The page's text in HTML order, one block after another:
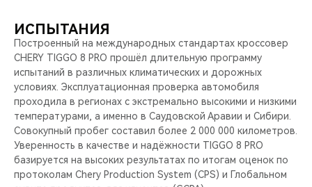
ИСПЫТАНИЯ
Построенный на международных стандартах кроссовер
CHERY TIGGO 8 PRO прошёл длительную программу
испытаний в различных климатических и дорожных
условиях. Эксплуатационная проверка автомобиля
проходила в регионах с экстремально высокими и низкими
температурами, а именно в Саудовской Аравии и Сибири.
Совокупный пробег составил более 2 000 000 километров.
Уверенность в качестве и надёжности TIGGO 8 PRO
базируется на высоких результатах по итогам оценок по
протоколам Chery Production System (CPS) и Глобальном